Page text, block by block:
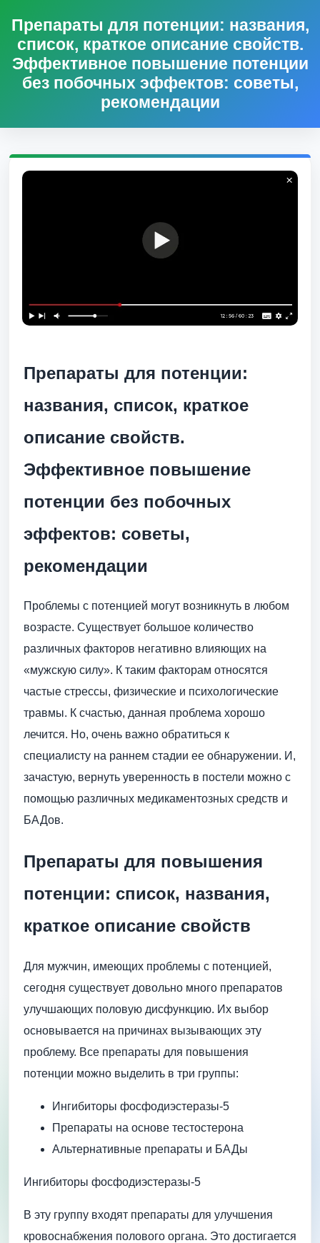
Препараты для потенции: названия,
список, краткое описание свойств.
Эффективное повышение потенции
без побочных эффектов: советы,
рекомендации
Препараты для потенции:
названия, список, краткое
описание свойств.
Эффективное повышение
потенции без побочных
эффектов: советы,
рекомендации
Проблемы с потенцией могут возникнуть в любом
возрасте. Существует большое количество
различных факторов негативно влияющих на
«мужскую силу». К таким факторам относятся
частые стрессы, физические и психологические
травмы. К счастью, данная проблема хорошо
лечится. Но, очень важно обратиться к
специалисту на раннем стадии ее обнаружении. И,
зачастую, вернуть уверенность в постели можно с
помощью различных медикаментозных средств и
БАДов.
Препараты для повышения
потенции: список, названия,
краткое описание свойств
Для мужчин, имеющих проблемы с потенцией,
сегодня существует довольно много препаратов
улучшающих половую дисфункцию. Их выбор
основывается на причинах вызывающих эту
проблему. Все препараты для повышения
потенции можно выделить в три группы:
Ингибиторы фосфодиэстеразы-5
Препараты на основе тестостерона
Альтернативные препараты и БАДы
Ингибиторы фосфодиэстеразы-5
В эту группу входят препараты для улучшения
кровоснабжения полового органа. Это достигается